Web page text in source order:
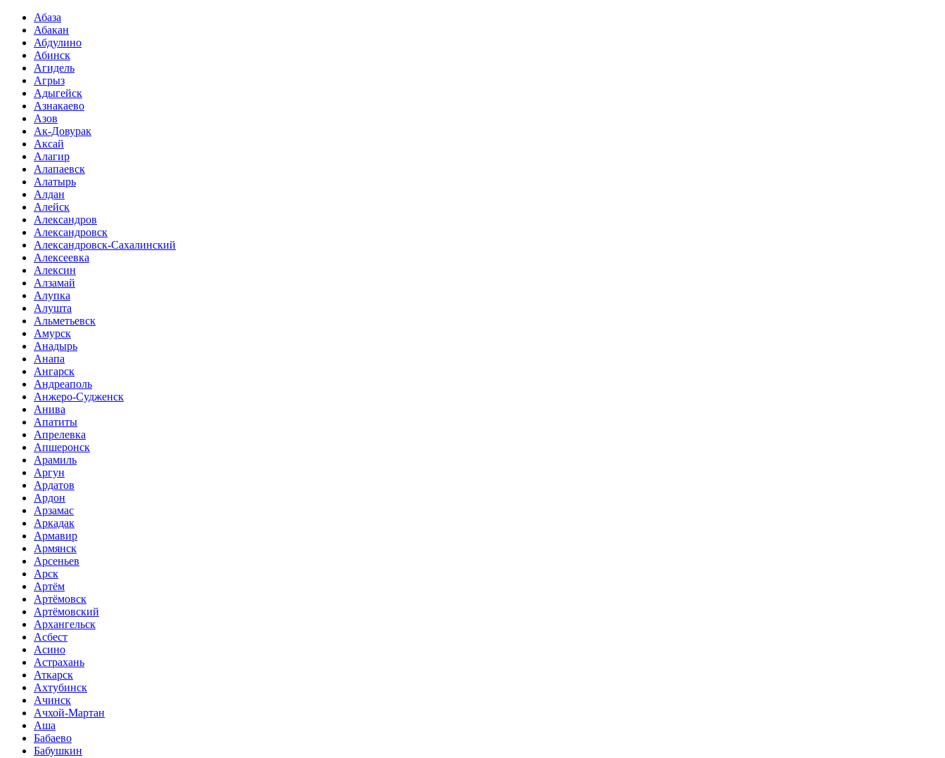
Абаза
Абакан
Абдулино
Абинск
Агидель
Агрыз
Адыгейск
Азнакаево
Азов
Ак-Довурак
Аксай
Алагир
Алапаевск
Алатырь
Алдан
Алейск
Александров
Александровск
Александровск-Сахалинский
Алексеевка
Алексин
Алзамай
Алупка
Алушта
Альметьевск
Амурск
Анадырь
Анапа
Ангарск
Андреаполь
Анжеро-Судженск
Анива
Апатиты
Апрелевка
Апшеронск
Арамиль
Аргун
Ардатов
Ардон
Арзамас
Аркадак
Армавир
Армянск
Арсеньев
Арск
Артём
Артёмовск
Артёмовский
Архангельск
Асбест
Асино
Астрахань
Аткарск
Ахтубинск
Ачинск
Ачхой-Мартан
Аша
Бабаево
Бабушкин